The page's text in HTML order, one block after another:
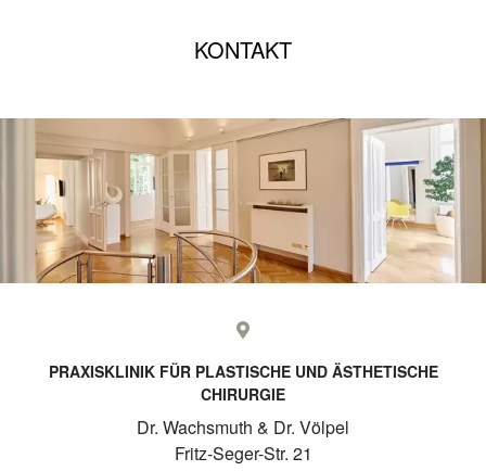
KONTAKT
PRAXISKLINIK FÜR PLASTISCHE UND ÄSTHETISCHE
CHIRURGIE
Dr. Wachsmuth & Dr. Völpel
Fritz-Seger-Str. 21